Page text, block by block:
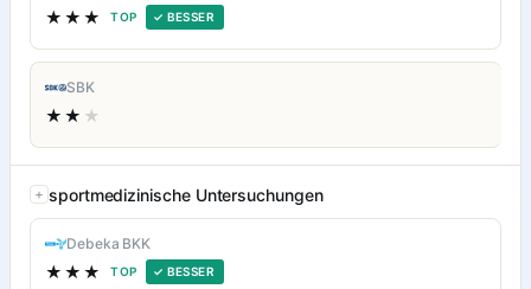
★★★ TOP ✓ BESSER
SBK
★★ ★
sportmedizinische Untersuchungen
Debeka BKK
★★★ TOP ✓ BESSER